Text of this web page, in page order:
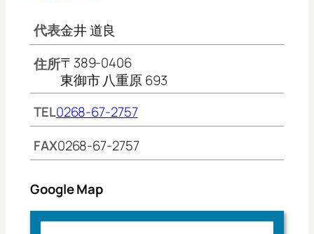
代表金井 道良
住所〒389-0406
東御市 八重原 693
TEL0268-67-2757
FAX0268-67-2757
Google Map